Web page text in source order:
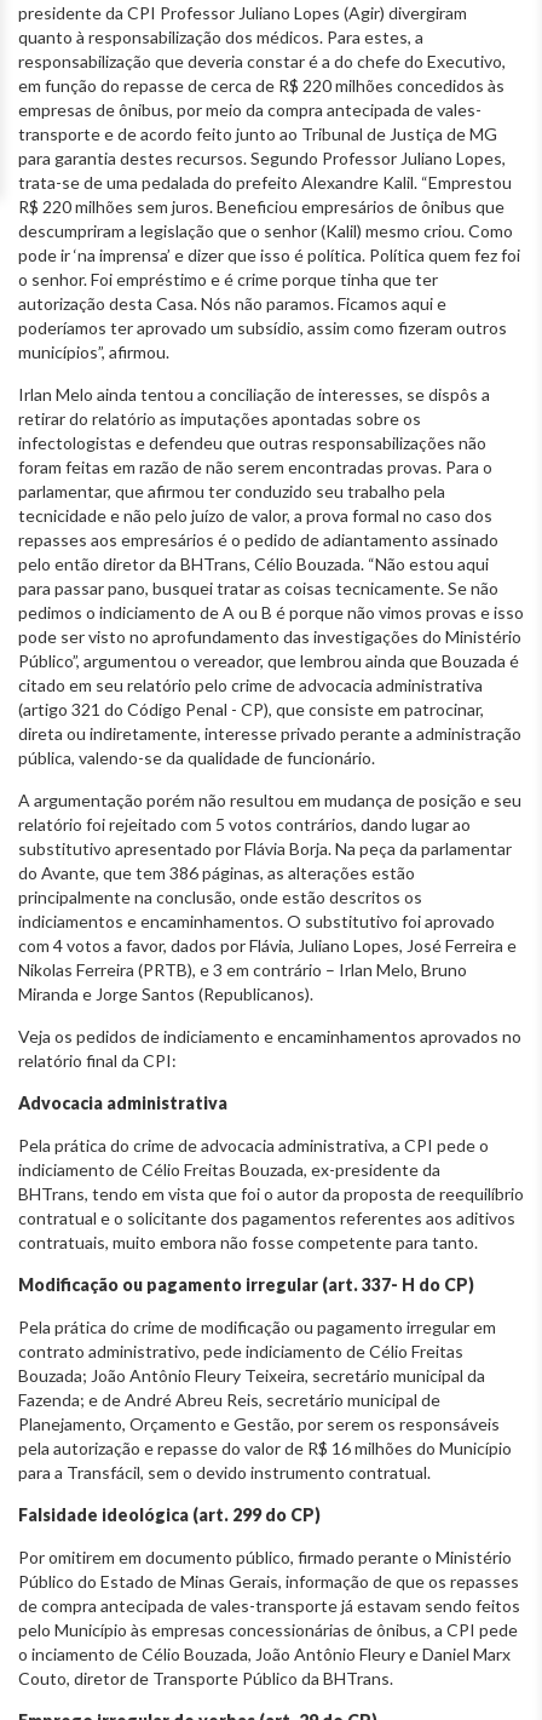
presidente da CPI Professor Juliano Lopes (Agir) divergiram
quanto à responsabilização dos médicos. Para estes, a
responsabilização que deveria constar é a do chefe do Executivo,
em função do repasse de cerca de R$ 220 milhões concedidos às
empresas de ônibus, por meio da compra antecipada de vales-
transporte e de acordo feito junto ao Tribunal de Justiça de MG
para garantia destes recursos. Segundo Professor Juliano Lopes,
trata-se de uma pedalada do prefeito Alexandre Kalil. “Emprestou
R$ 220 milhões sem juros. Beneficiou empresários de ônibus que
descumpriram a legislação que o senhor (Kalil) mesmo criou. Como
pode ir ‘na imprensa’ e dizer que isso é política. Política quem fez foi
o senhor. Foi empréstimo e é crime porque tinha que ter
autorização desta Casa. Nós não paramos. Ficamos aqui e
poderíamos ter aprovado um subsídio, assim como fizeram outros
municípios”, afirmou.
Irlan Melo ainda tentou a conciliação de interesses, se dispôs a
retirar do relatório as imputações apontadas sobre os
infectologistas e defendeu que outras responsabilizações não
foram feitas em razão de não serem encontradas provas. Para o
parlamentar, que afirmou ter conduzido seu trabalho pela
tecnicidade e não pelo juízo de valor, a prova formal no caso dos
repasses aos empresários é o pedido de adiantamento assinado
pelo então diretor da BHTrans, Célio Bouzada. “Não estou aqui
para passar pano, busquei tratar as coisas tecnicamente. Se não
pedimos o indiciamento de A ou B é porque não vimos provas e isso
pode ser visto no aprofundamento das investigações do Ministério
Público”, argumentou o vereador, que lembrou ainda que Bouzada é
citado em seu relatório pelo crime de advocacia administrativa
(artigo 321 do Código Penal - CP), que consiste em patrocinar,
direta ou indiretamente, interesse privado perante a administração
pública, valendo-se da qualidade de funcionário.
A argumentação porém não resultou em mudança de posição e seu
relatório foi rejeitado com 5 votos contrários, dando lugar ao
substitutivo apresentado por Flávia Borja. Na peça da parlamentar
do Avante, que tem 386 páginas, as alterações estão
principalmente na conclusão, onde estão descritos os
indiciamentos e encaminhamentos. O substitutivo foi aprovado
com 4 votos a favor, dados por Flávia, Juliano Lopes, José Ferreira e
Nikolas Ferreira (PRTB), e 3 em contrário – Irlan Melo, Bruno
Miranda e Jorge Santos (Republicanos).
Veja os pedidos de indiciamento e encaminhamentos aprovados no
relatório final da CPI:
Advocacia administrativa
Pela prática do crime de advocacia administrativa, a CPI pede o
indiciamento de Célio Freitas Bouzada, ex-presidente da
BHTrans, tendo em vista que foi o autor da proposta de reequilíbrio
contratual e o solicitante dos pagamentos referentes aos aditivos
contratuais, muito embora não fosse competente para tanto.
Modificação ou pagamento irregular (art. 337- H do CP)
Pela prática do crime de modificação ou pagamento irregular em
contrato administrativo, pede indiciamento de Célio Freitas
Bouzada; João Antônio Fleury Teixeira, secretário municipal da
Fazenda; e de André Abreu Reis, secretário municipal de
Planejamento, Orçamento e Gestão, por serem os responsáveis
pela autorização e repasse do valor de R$ 16 milhões do Município
para a Transfácil, sem o devido instrumento contratual.
Falsidade ideológica (art. 299 do CP)
Por omitirem em documento público, firmado perante o Ministério
Público do Estado de Minas Gerais, informação de que os repasses
de compra antecipada de vales-transporte já estavam sendo feitos
pelo Município às empresas concessionárias de ônibus, a CPI pede
o inciamento de Célio Bouzada, João Antônio Fleury e Daniel Marx
Couto, diretor de Transporte Público da BHTrans.